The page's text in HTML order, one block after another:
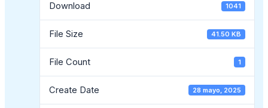
Download 1041
File Size 41.50 KB
File Count 1
Create Date 28 mayo, 2025